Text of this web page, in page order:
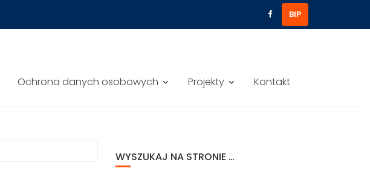
BIP
Ochrona danych osobowych Projekty Kontakt
WYSZUKAJ NA STRONIE …